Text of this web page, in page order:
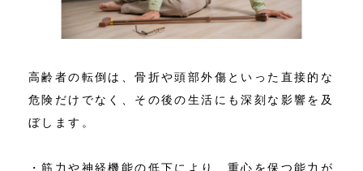
高齢者の転倒は、骨折や頭部外傷といった直接的な
危険だけでなく、その後の生活にも深刻な影響を及
ぼします。
・筋力や神経機能の低下により、重心を保つ能力が